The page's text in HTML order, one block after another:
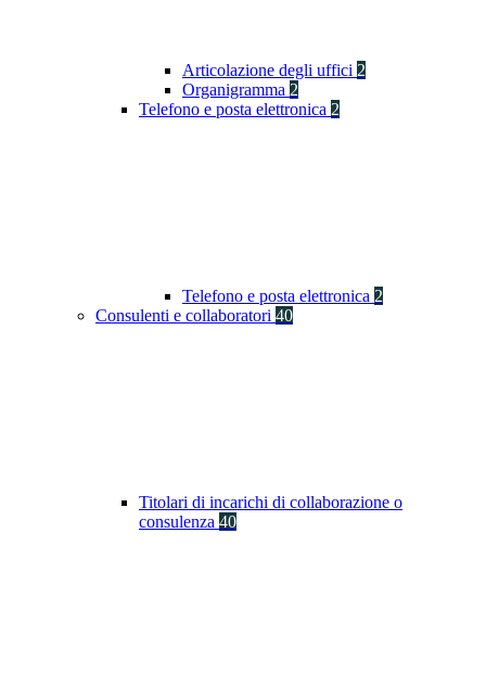
Articolazione degli uffici 2
Organigramma 2
Telefono e posta elettronica 2
Telefono e posta elettronica 2
Consulenti e collaboratori 40
Titolari di incarichi di collaborazione o
consulenza 40